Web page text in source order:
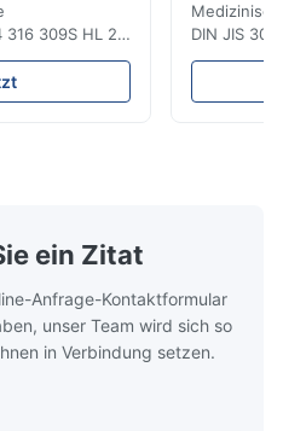
316 309S HL 2D
Band
321 ASTM
Produktname
DIN JIS
310
ein Zitat
Anfrage-Kontaktformular
unser Team wird sich so
in Verbindung setzen.